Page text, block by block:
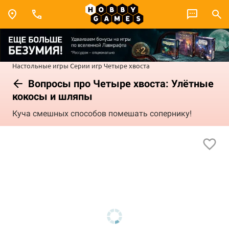
Настольные игры Серии игр Четыре хвоста
Вопросы про Четыре хвоста: Улётные
кокосы и шляпы
Куча смешных способов помешать сопернику!